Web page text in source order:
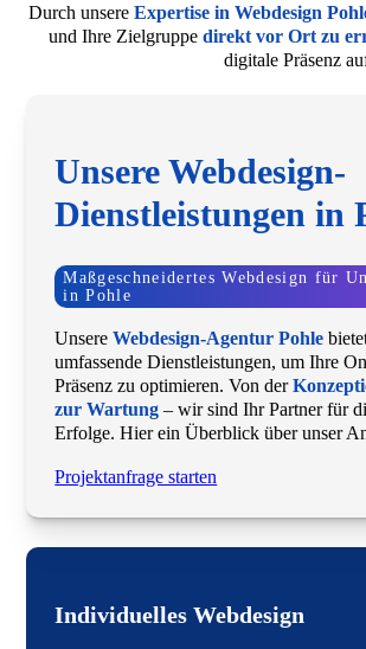
Durch unsere Expertise in Webdesign
und Ihre Zielgruppe direkt vor Ort zu
digitale Präsenz
Unsere Webdesign-
Dienstleistungen in
Maßgeschneidertes Webdesign für
in Pohle
UnsereWebdesign-Agentur Pohle
umfassende Dienstleistungen, um Ihre
Präsenz zu optimieren. Von der
zur Wartung – wir sind Ihr Partner für
Erfolge. Hier ein Überblick über unser
Projektanfrage starten
Individuelles Webdesign